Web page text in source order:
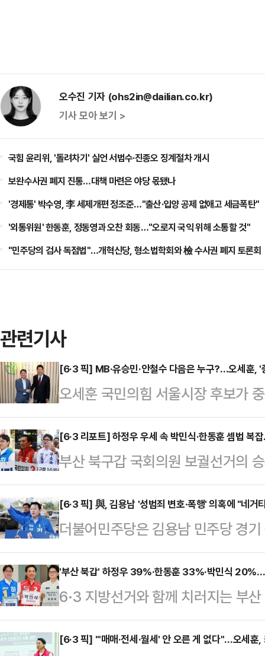
오수진 기자 (ohs2in@dailian.co.kr)
기사 모아 보기 >
국힘 윤리위, '돌려차기' 실언 서범수·진종오 징계절차 개시
보완수사권 폐지 진통…대책 마련은 야당 몫됐나
'경제통' 박수영, 李 세제개편 정조준…"출산·입양 공제 없애고 세금폭탄"
'외통위원' 한동훈, 정동영과 오찬 회동…"오로지 국익 위해 소통할 것"
"민주당의 검사 독점법"…개혁신당, 형소법학회와 檢 수사권 폐지 토론회
관련기사
[6·3 픽] MB·유승민·안철수 다음은 누구?…오세훈, '
오세훈 국민의힘 서울시장 후보가
이유에 대해 관심이 쏠리고 있다.
권 일부의 평가절하도 존재하지만,
을 제대로 평가받기 위한 절박함이
영등포구 청년취업사관학교 영등
업사관학교'(청취사) 수료생들을
로 이명박 전 대통령, 이준석 개혁
의 만남이다.최근 오…
[6·3 리포트] 하정우 우세 속 박민식·한동훈 셈법 복
부산 북구갑 국회의원 보궐선거의
가 꼽히고 있지만 정치권에서는 가
나타났다. 결국 3자 구도로 선거가
를 달리고 있는 하정우 더불어민주
이 나온다.여론조사 기관인 '여론
100% ARS 방식으로 설문한 결과
궐선거 3파전에서 하정우 민주당
32.2%의 지지를 …
[6·3 픽] 與, 김용남 '성범죄 변호·폭행' 의혹에 "네거
더불어민주당은 김용남 민주당 경
범죄 사건 피고인을 변호한 것으로
이 판단해주셔야 한다"고 입장을
국회에서 기자간담회를 열고 "후보
(검증이) 안 된다. 당에서 개입하는
수석대변인은 "우리가 살펴보고는
'부산 북갑' 하정우 39%·한동훈 33%·박민식
6·3 지방선거와 함께 치러지는 부
간 오차범위 내 접전 양상으로 전개
메트릭스가 조선일보 의뢰로 지난
[6·3 픽] "'매매·전세·월세' 안 오른 게 없다"…오세훈,